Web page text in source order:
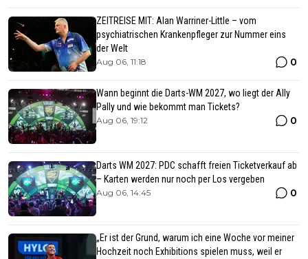
ZEITREISE MIT: Alan Warriner-Little – vom
psychiatrischen Krankenpfleger zur Nummer eins
der Welt
Aug 06, 11:18 0
Wann beginnt die Darts-WM 2027, wo liegt der Ally
Pally und wie bekommt man Tickets?
Aug 06, 19:12 0
Darts WM 2027: PDC schafft freien Ticketverkauf ab
– Karten werden nur noch per Los vergeben
Aug 06, 14:45 0
„Er ist der Grund, warum ich eine Woche vor meiner
Hochzeit noch Exhibitions spielen muss, weil er